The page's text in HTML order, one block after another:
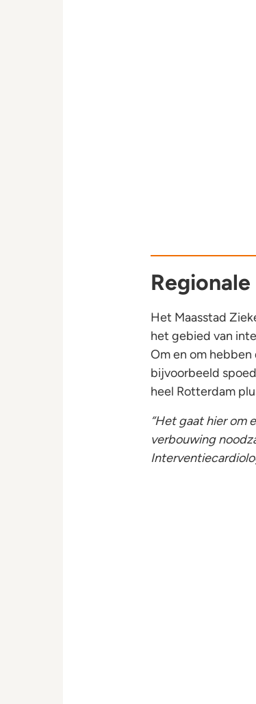
Het Maasstad
het gebied van
Om en om
bijvoorbeeld
heel Rotterdam
“Het gaat hier om
verbouwing